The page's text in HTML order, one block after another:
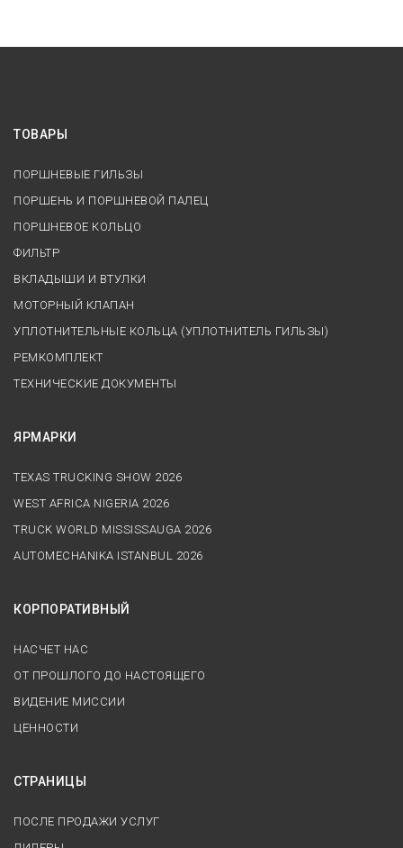
ТОВАРЫ
ПОРШНЕВЫЕ ГИЛЬЗЫ
ПОРШЕНЬ И ПОРШНЕВОЙ ПАЛЕЦ
ПОРШНЕВОЕ КОЛЬЦО
ФИЛЬТР
ВКЛАДЫШИ И ВТУЛКИ
МОТОРНЫЙ КЛАПАН
УПЛОТНИТЕЛЬНЫЕ КОЛЬЦА (УПЛОТНИТЕЛЬ ГИЛЬЗЫ)
РЕМКОМПЛЕКТ
ТЕХНИЧЕСКИЕ ДОКУМЕНТЫ
ЯРМАРКИ
TEXAS TRUCKING SHOW 2026
WEST AFRICA NIGERIA 2026
TRUCK WORLD MISSISSAUGA 2026
AUTOMECHANIKA ISTANBUL 2026
КОРПОРАТИВНЫЙ
НАСЧЕТ НАС
ОТ ПРОШЛОГО ДО НАСТОЯЩЕГО
ВИДЕНИЕ МИССИИ
ЦЕННОСТИ
СТРАНИЦЫ
ПОСЛЕ ПРОДАЖИ УСЛУГ